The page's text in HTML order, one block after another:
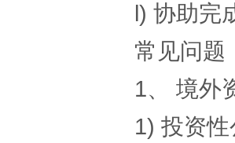
l) 协助完
常见问题
1、 境外
1) 投资